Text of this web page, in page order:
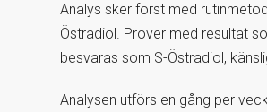
Analys sker först med
Östradiol. Prover med resultat
besvaras som S-Östradiol,
Analysen utförs en gång per